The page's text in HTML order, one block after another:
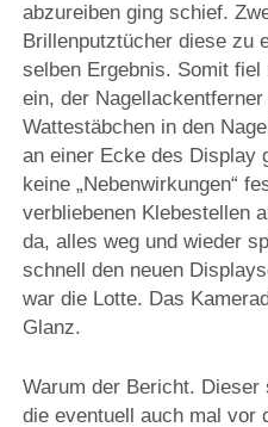
abzureiben ging schief.
Brillenputztücher diese zu
selben Ergebnis. Somit
ein, der
Wattestäbchen in den
an einer Ecke des Display
keine „Nebenwirkungen“
verbliebenen Klebestellen
da, alles weg und wieder
schnell den neuen
war die Lotte. Das
Glanz.
Warum der Bericht. Dieser
die eventuell auch mal vor